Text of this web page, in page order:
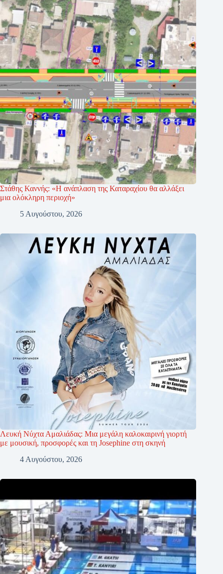
Στάθης Καννής: «Η ανάπλαση της Καταραχίου θα αλλάξει
μια ολόκληρη περιοχή»
5 Αυγούστου, 2026
Λευκή Νύχτα Αμαλιάδας: Μια μεγάλη καλοκαιρινή γιορτή
με μουσική, προσφορές και τη Josephine στη σκηνή
4 Αυγούστου, 2026